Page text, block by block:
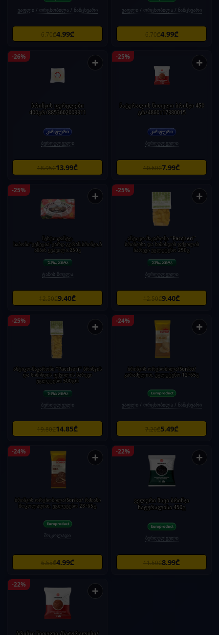
ვაფლი / ორცხობილა / ნამცხვარი
6.70₾4.99₾
ვაფლი / ორცხობილა / ნამცხვარი
6.70₾4.99₾
-26% +
ბრინჯის ფურცლები
400გრ/8853602003311
ბურღულეული
18.95₾13.99₾
-25% +
ნატურალის წითელი ბრინჯი 450
გრ/4860117380015
ბურღულეული
10.60₾7.99₾
-25% +
ნესტი დანტე-
საპონი"ვენეცია"ვარდ.გერან,ბრინჯი,ბ
ამბის ყვავილი.250გ
ტანის მოვლა
12.50₾9.40₾
-25% +
ანტიკო-მაკარონი "Paccheri"
ბრინჯისა და სიმინდის ფქვილის
ნარევი უგლუტენო 250გ
ბურღულეული
12.50₾9.40₾
-25% +
ანტიკო-მაკარონი "Paccheri" ბრინჯის
და სიმინდის ფქვილის ნარევი
უგლუტენო 500გრ
ბურღულეული
19.80₾14.85₾
-24% +
ბრინჯის ორცხობილა/Sonko/
კარამელით, უგლუტენო 12*65გ
ვაფლი / ორცხობილა / ნამცხვარი
7.20₾5.49₾
-24% +
ბრინჯის ორცხობილა/Sonko/ რძიანი
შოკოლადით, უგლუტენო 28*65გ
შოკოლადი
6.55₾4.99₾
-22% +
ველური შავი ბრინჯი
ნატურალისი 450გ
ბურღულეული
11.50₾8.99₾
-22% +
ბრინჯი წითელი /ნატურალისი/